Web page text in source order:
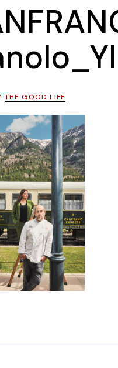
THE GOOD LIFE